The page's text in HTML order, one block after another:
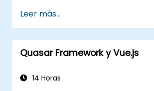
Leer más...
Quasar Framework y Vue.js
14 Horas